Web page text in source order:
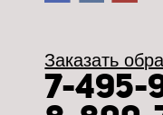
Заказать
7-495-